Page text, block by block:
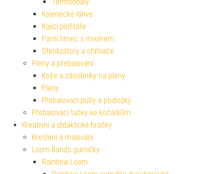
Kojenecké láhve
Kojící polštáře
Parní hrnec s mixérem
Sterilizátory a ohřívače
Pleny a přebalování
Koše a zásobníky na pleny
Pleny
Přebalovací pulty a podložky
Přebalovací tašky ke kočárkům
Kreativní a didaktické hračky
Kreslení a malování
Loom Bands gumičky
Rainbow Loom